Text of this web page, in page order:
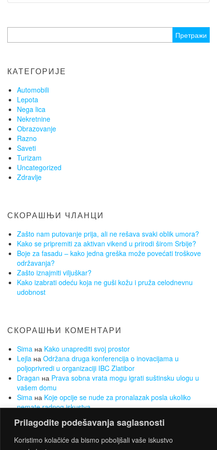
Prilagodite podešavanja saglasnosti
Koristimo kolačiće da bismo poboljšali vaše iskustvo
за:
КАТЕГОРИЈЕ
Automobili
Lepota
Nega lica
Nekretnine
Obrazovanje
Razno
Saveti
Turizam
Uncategorized
Zdravlje
СКОРАШЊИ ЧЛАНЦИ
Zašto nam putovanje prija, ali ne rešava svaki oblik umora?
Kako se pripremiti za aktivan vikend u prirodi širom Srbije?
Boje za fasadu – kako jedna greška može povećati troškove
održavanja?
Zašto iznajmiti viljuškar?
Kako izabrati odeću koja ne guši kožu i pruža celodnevnu
udobnost
СКОРАШЊИ КОМЕНТАРИ
Sima на Kako unaprediti svoj prostor
Lejla на Održana druga konferencija o inovacijama u
poljoprivredi u organizaciji IBC Zlatibor
Dragan на Prava sobna vrata mogu igrati suštinsku ulogu u
vašem domu
Sima на Koje opcije se nude za pronalazak posla ukoliko
nemate radnog iskustva
Za to su najbolji sobni bicikli